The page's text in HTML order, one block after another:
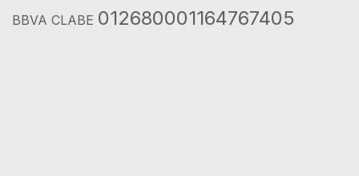
BBVA CLABE 012680001164767405